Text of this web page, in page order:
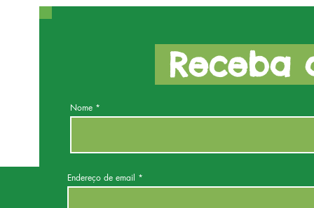
Receba
Nome
Endereço de email